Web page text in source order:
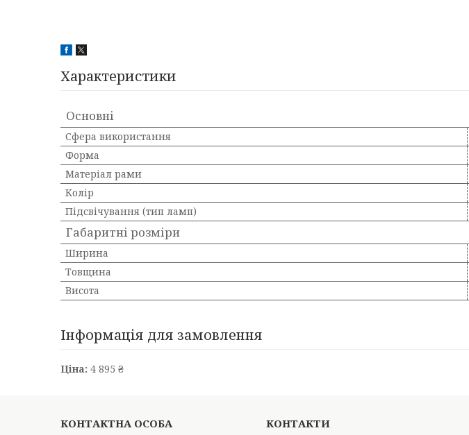
Характеристики
Основні
Сфера використання
Форма
Матеріал рами
Колір
Підсвічування (тип ламп)
Габаритні розміри
Ширина
Товщина
Висота
Інформація для замовлення
Ціна: 4 895 ₴